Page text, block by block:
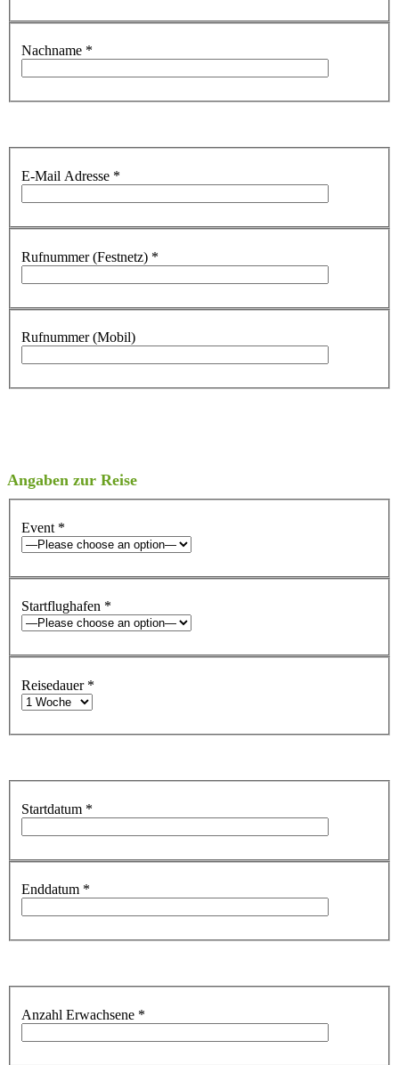
Nachname *
E-Mail Adresse *
Rufnummer (Festnetz) *
Rufnummer (Mobil)
Angaben zur Reise
Event *
Startflughafen *
Reisedauer *
Startdatum *
Enddatum *
Anzahl Erwachsene *